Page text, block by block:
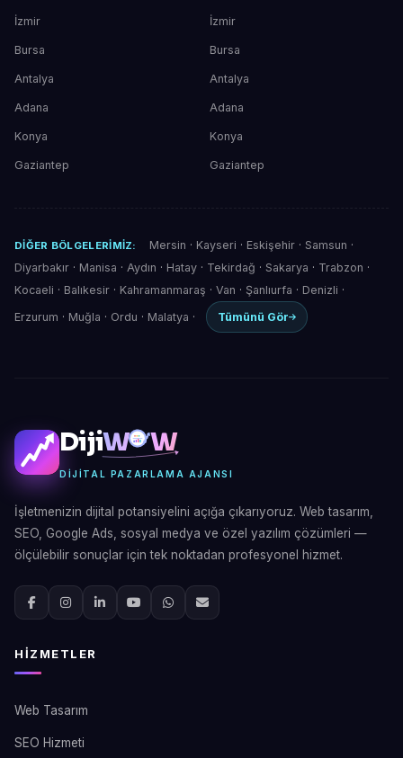
İzmir
Bursa
Antalya
Adana
Konya
Gaziantep
İzmir
Bursa
Antalya
Adana
Konya
Gaziantep
DIĞER BÖLGELERIMIZ: Mersin · Kayseri · Eskişehir· Samsun ·
Diyarbakır · Manisa · Aydın · Hatay · Tekirdağ · Sakarya · Trabzon ·
Kocaeli · Balıkesir · Kahramanmaraş · Van · Şanlıurfa · Denizli ·
Erzurum · Muğla · Ordu · Malatya · Tümünü Gör
DijiW W
DIJITAL PAZARLAMA AJANSI
İşletmenizin dijital potansiyelini açığa çıkarıyoruz. Web tasarım,
SEO, Google Ads, sosyal medya ve özel yazılım çözümleri —
ölçülebilir sonuçlar için tek noktadan profesyonel hizmet.
HIZMETLER
Web Tasarım
SEO Hizmeti